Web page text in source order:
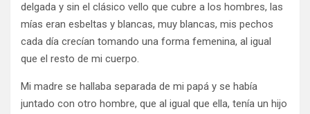
delgada y sin el clásico vello que cubre a los hombres, las
mías eran esbeltas y blancas, muy blancas, mis pechos
cada día crecían tomando una forma femenina, al igual
que el resto de mi cuerpo.
Mi madre se hallaba separada de mi papá y se había
juntado con otro hombre, que al igual que ella, tenía un hijo